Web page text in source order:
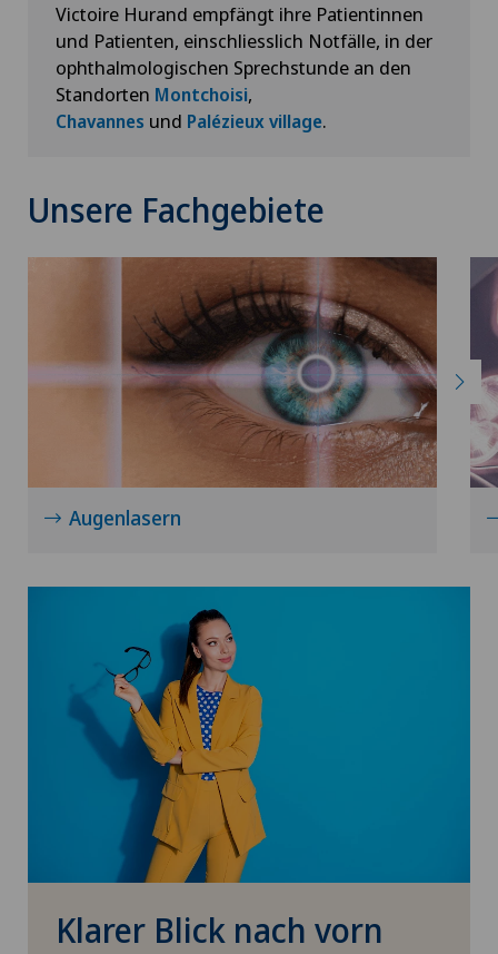
Victoire Hurand empfängt ihre Patientinnen
und Patienten, einschliesslich Notfälle, in der
ophthalmologischen Sprechstunde an den
Standorten Montchoisi,
Chavannes und Palézieux village.
Unsere Fachgebiete
Augenlasern
Klarer Blick nach vorn